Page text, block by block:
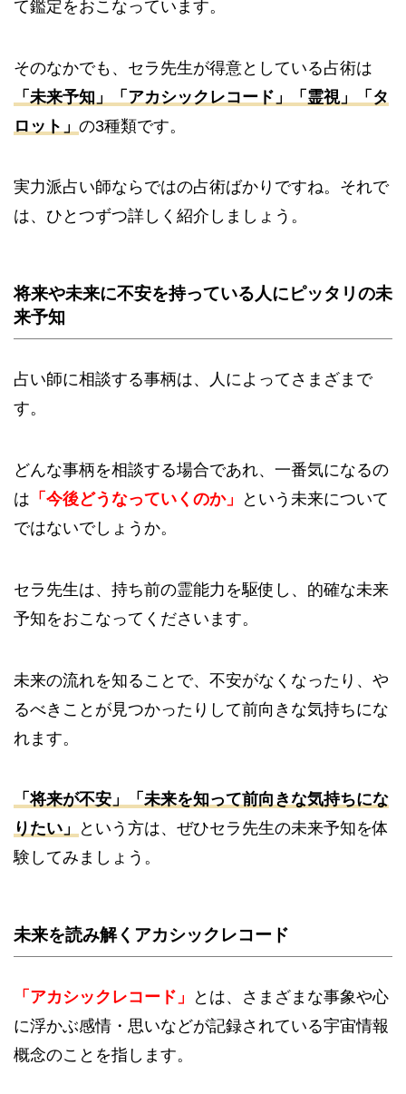
て鑑定をおこなっています。
そのなかでも、セラ先生が得意としている占術は
「未来予知」
「アカシックレコード」「霊視」「タ
ロット」 の3種類です。
実力派占い師ならではの占術ばかりですね。それで
は、ひとつずつ詳しく紹介しましょう。
将来や未来に不安を持っている人にピッタリの未
来予知
占い師に相談する事柄は、人によってさまざまで
す。
どんな事柄を相談する場合であれ、一番気になるの
は 「今後どうなっていくのか」
という未来について
ではないでしょうか。
セラ先生は、持ち前の霊能力を駆使し、的確な未来
予知をおこなってくださいます。
未来の流れを知ることで、不安がなくなったり、や
るべきことが見つかったりして前向きな気持ちにな
れます。
「将来が不安」「未来を知って前向きな気持ちにな
りたい」
という方は、ぜひセラ先生の未来予知を体
験してみましょう。
未来を読み解くアカシックレコード
「アカシックレコード」
とは、さまざまな事象や心
に浮かぶ感情・思いなどが記録されている宇宙情報
概念のことを指します。